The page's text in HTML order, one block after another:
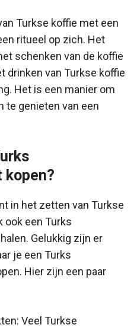
Turkse koffie met een
ritueel op zich. Het
schenken van de koffie
drinken van Turkse koffie
Het is een manier om
te genieten van een
kopen?
in het zetten van Turkse
ook een Turks
Gelukkig zijn er
je een Turks
Hier zijn een paar
Veel Turkse